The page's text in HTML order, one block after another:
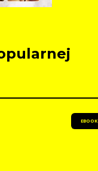
EBOOK